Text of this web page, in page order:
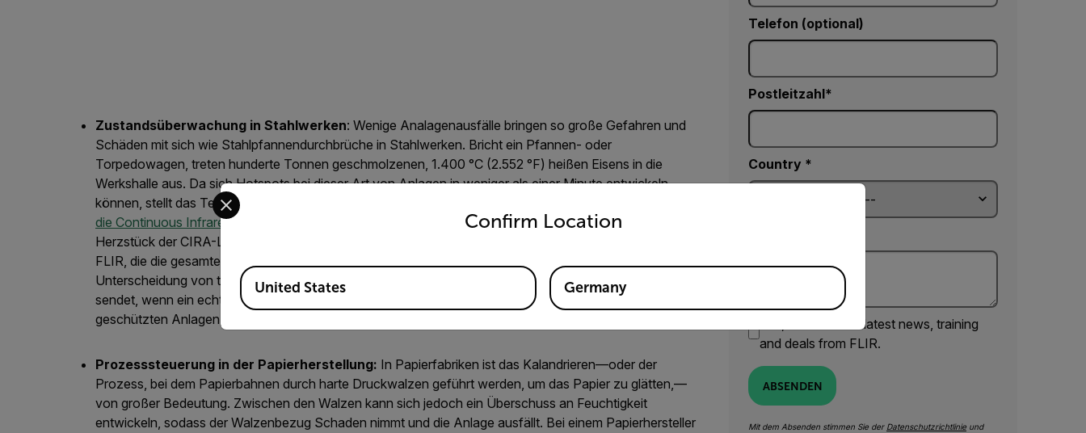
Zustandsüberwachung in Stahlwerken: Wenige Analagenausfälle bringen so große Gefahren und
Schäden mit sich wie Stahlpfannendurchbrüche in Stahlwerken. Bricht ein Pfannen- oder
Torpedowagen, treten hunderte Tonnen geschmolzenen, 1.400 °C (2.552 °F) heißen Eisens in die
Werkshalle aus. Da sich Hotspots bei dieser Art von Anlagen in weniger als einer Minute entwickeln
können, stellt das Technikserviceunternehmen ANT Automation seinen
die Continuous Infrared Analysis-Plattform (CIRA) für die durchgängige Infrarotanalysebereit.
Herzstück der CIRA-Lösung ist die verlässliche Wärmebildtechnik einer Automatisierungskamera von
FLIR, die die gesamte Pfannen- und Torpedooberfläche überwacht, Temperaturverlaufsdaten zur
Unterscheidung von typischen Spritzern und echten Hotspots bereitstellt und Alarme an die Mitarbeiter
sendet, wenn ein echter Hotspot erkannt wird. Die ANT Automation-Kunden profitieren von besser
geschützten Anlagen, günstigeren Versicherungsprämien und mehr Sicherheit.
Prozesssteuerung in der Papierherstellung: In Papierfabriken ist das Kalandrieren—oder der
Prozess, bei dem Papierbahnen durch harte Druckwalzen geführt werden, um das Papier zu glätten,—
von großer Bedeutung. Zwischen den Walzen kann sich jedoch ein Überschuss an Feuchtigkeit
entwickeln, sodass der Walzenbezug Schaden nimmt und die Anlage ausfällt. Bei einem Papierhersteller
Telefon (optional)
Postleitzahl*
Country *
Yes, email me the latest news, training
and deals from FLIR.
ABSENDEN
Mit dem Absenden stimmen Sie der Datenschutzrichtlinie und
Confirm Location
Select your preferred country and language from the options below to access the appropriate version of our website.
Available Locations
United States Germany